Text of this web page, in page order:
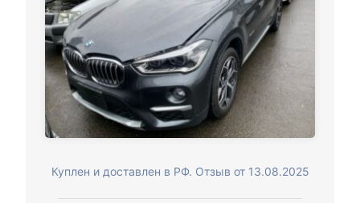
Куплен и доставлен в РФ. Отзыв от 13.08.2025